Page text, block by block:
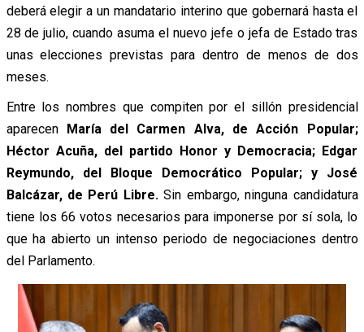
deberá elegir a un mandatario interino que gobernará hasta el
28 de julio, cuando asuma el nuevo jefe o jefa de Estado tras
unas elecciones previstas para dentro de menos de dos
meses.
Entre los nombres que compiten por el sillón presidencial
aparecen María del Carmen Alva, de Acción Popular;
Héctor Acuña, del partido Honor y Democracia; Edgar
Reymundo, del Bloque Democrático Popular; y José
Balcázar, de Perú Libre. Sin embargo, ninguna candidatura
tiene los 66 votos necesarios para imponerse por sí sola, lo
que ha abierto un intenso periodo de negociaciones dentro
del Parlamento.